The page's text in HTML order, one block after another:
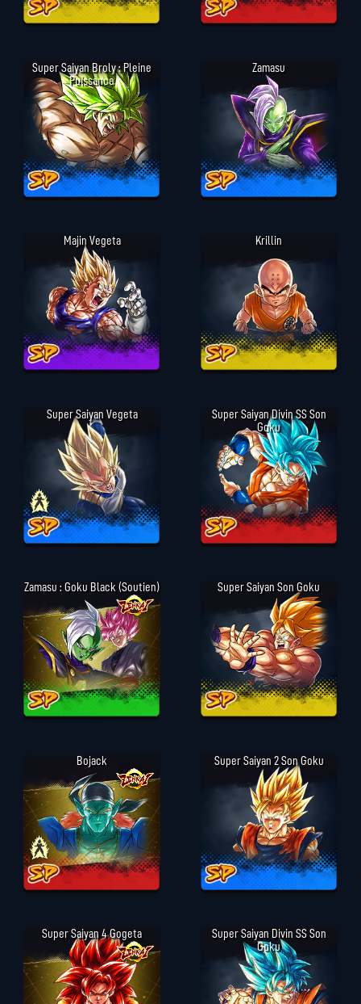
Super Saiyan Broly : Pleine
Puissance
Zamasu
Majin Vegeta Krillin
Super Saiyan Vegeta
Super Saiyan Divin SS Son
Goku
Zamasu : Goku Black (Soutien) Super Saiyan Son Goku
Bojack Super Saiyan 2 Son Goku
Super Saiyan 4 Gogeta
Super Saiyan Divin SS Son
Goku